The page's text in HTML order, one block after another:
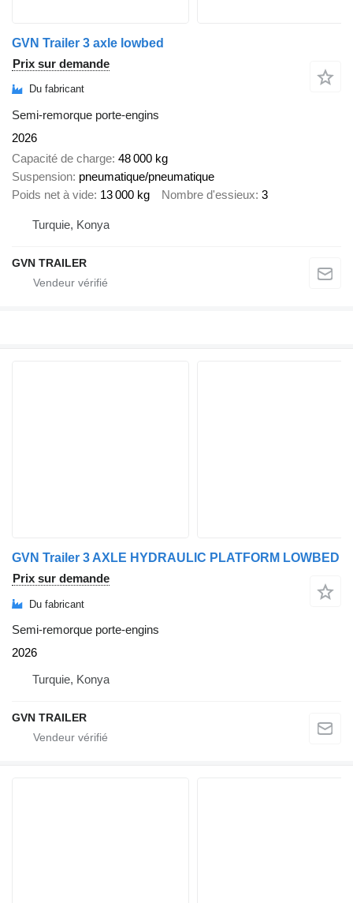
GVN Trailer 3 axle lowbed
Prix sur demande
Du fabricant
Semi-remorque porte-engins
2026
Capacité de charge 48 000 kg
Suspension pneumatique/pneumatique
Poids net à vide 13 000 kg Nombre d'essieux 3
Turquie, Konya
GVN TRAILER
GVN Trailer 3 AXLE HYDRAULIC PLATFORM LOWBED
Prix sur demande
Du fabricant
Semi-remorque porte-engins
2026
Turquie, Konya
GVN TRAILER